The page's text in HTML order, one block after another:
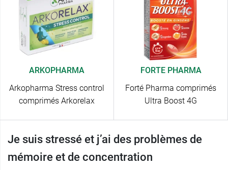
ARKOPHARMA
Arkopharma Stress control
comprimés Arkorelax
FORTE PHARMA
Forté Pharma comprimés
Ultra Boost 4G
Je suis stressé et j’ai des problèmes de
mémoire et de concentration